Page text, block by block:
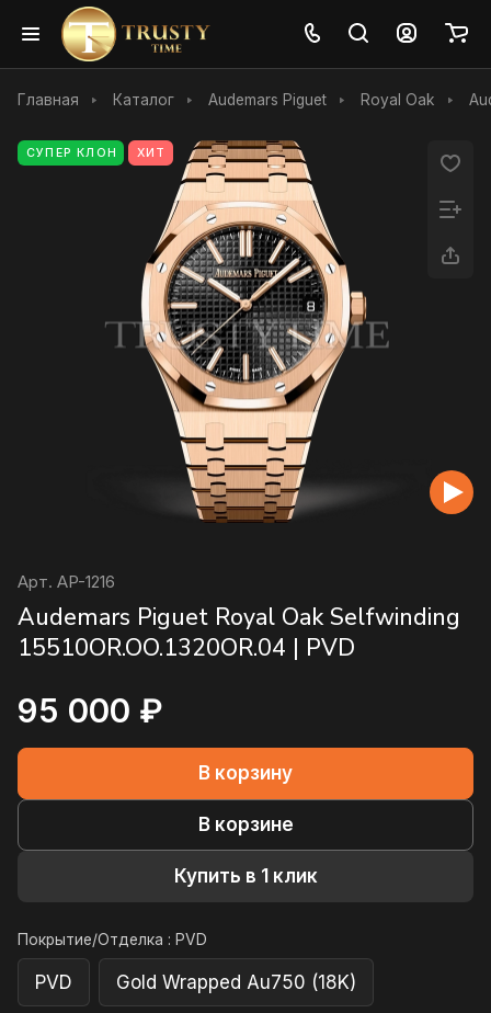
Главная Каталог Audemars Piguet Royal Oak
СУПЕР КЛОН ХИТ
Арт. AP-1216
Audemars Piguet Royal Oak Selfwinding
15510OR.OO.1320OR.04 | PVD
95 000 ₽
В корзину
В корзине
Купить в 1 клик
Покрытие/Отделка : PVD
PVD Gold Wrapped Au750 (18K)